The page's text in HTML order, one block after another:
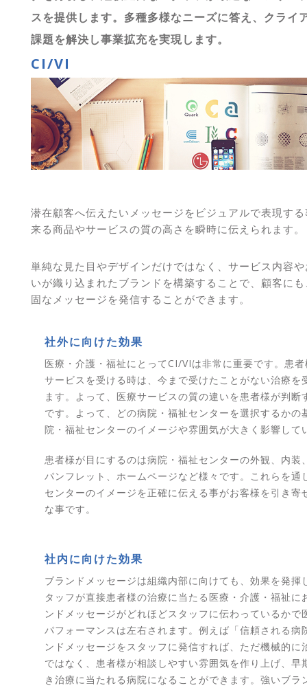
スを提供します。多種多様なニーズに答え、クライ
課題を解決し事業拡充を実現します。
CI/VI
潜在顧客へ伝えたいメッセージをビジュアルで表現す
来る商品やサービスの質の高さを瞬時に伝えられます。
単純な見た目やデザインだけではなく、サービス内容
いが織り込まれたブランドを構築することで、顧客に
固なメッセージを発信することができます。
社外に向けた効果
医療・介護・福祉にとってCI/VIは非常に重要です。患
サービスを受ける時は、今まで受けたことがない治療を
ます。よって、医療サービスの質の違いを患者様が判断
です。よって、どの病院・福祉センターを選択するかの
院・福祉センターのイメージや雰囲気が大きく影響して
患者様が目にするのは病院・福祉センターの外観、内装
パンフレット、ホームページなど様々です。これらを通
センターのイメージを正確に伝える事がお客様を引き寄
な事です。
社内に向けた効果
ブランドメッセージは組織内部に向けても、効果を発揮
タッフが直接患者様の治療に当たる医療・介護・福祉に
ンドメッセージがどれほどスタッフに伝わっているかで
パフォーマンスは左右されます。例えば「信頼される病
ンドメッセージをスタッフに発信すれば、ただ機械的に
ではなく、患者様が相談しやすい雰囲気を作り上げ、早
き治療に当たれる病院になることができます。強いブラ